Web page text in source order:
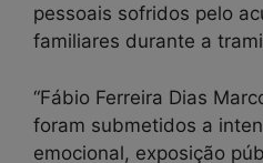
pessoais sofridos pelo
familiares durante a
“Fábio Ferreira Dias
foram submetidos a
emocional, exposição